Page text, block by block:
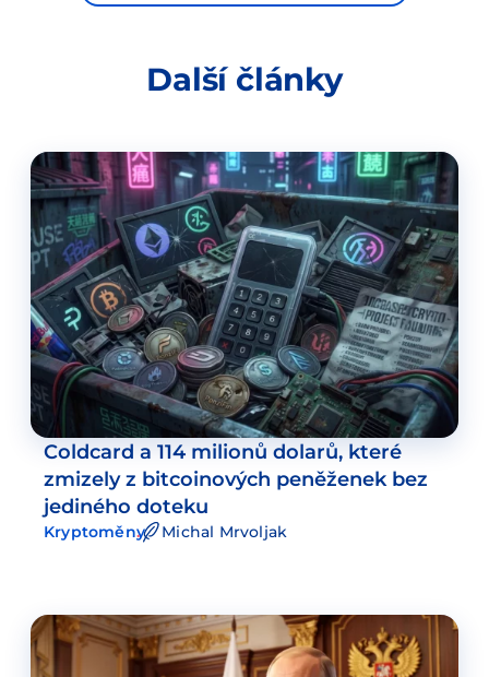
Další články
Coldcard a 114 milionů dolarů, které
zmizely z bitcoinových peněženek bez
jediného doteku
Kryptoměny Michal Mrvoljak